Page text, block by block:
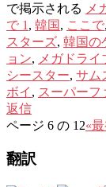
で掲示される メ
で 1 , 韓国 , ここで,
スターズ, 韓国の
ョン, メガドライ
シースター, サム
ボイ , スーパーフ
返信
ページ 6 の 12«
翻訳